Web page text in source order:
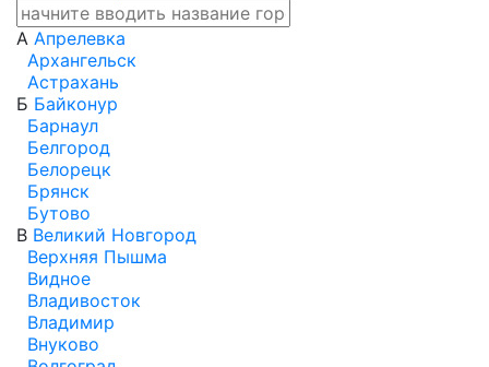
А Апрелевка
Архангельск
Астрахань
Б Байконур
Барнаул
Белгород
Белорецк
Брянск
Бутово
В Великий Новгород
Верхняя Пышма
Видное
Владивосток
Владимир
Внуково